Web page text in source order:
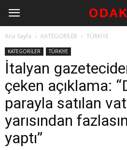
Ana Sayfa KATEGORİLER TÜRKİYE
KATEGORİLER TÜRKİYE
İtalyan
çeken açıklama:
parayla satılan
yarısından
yaptı”